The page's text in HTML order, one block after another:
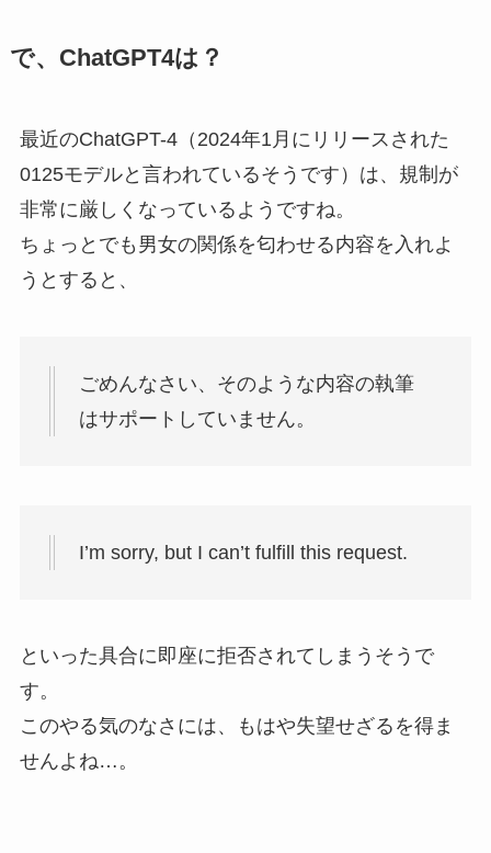
で、ChatGPT4は？
最近のChatGPT-4（2024年1月にリリースされた
0125モデルと言われているそうです）は、規制が
非常に厳しくなっているようですね。
ちょっとでも男女の関係を匂わせる内容を入れよ
うとすると、
ごめんなさい、そのような内容の執筆
はサポートしていません。
I’m sorry, but I can’t fulfill this request.
といった具合に即座に拒否されてしまうそうで
す。
このやる気のなさには、もはや失望せざるを得ま
せんよね…。